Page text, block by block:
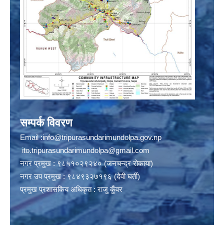
सम्पर्क विवरण
Email :info@tripurasundarimundolpa.gov.np
ito.tripurasundarimundolpa@gmail.com
नगर प्रमुख : ९८५१०२९२४० (जनचन्द्र रोकाया)
नगर उप प्रमुख : ९८४९३२७१९६ (देवी घर्ती)
प्रमुख प्रशासकिय अधिकृत : राजु कुँवर